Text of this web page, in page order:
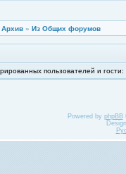
Архив » Из Общих форумов
пользователей и гости:
Powered by phpBB